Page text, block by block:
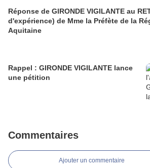
Réponse de GIRONDE VIGILANTE au
d'expérience) de Mme la Préfète de la
Aquitaine
Rappel : GIRONDE VIGILANTE lance
une pétition
Commentaires
Ajouter un commentaire